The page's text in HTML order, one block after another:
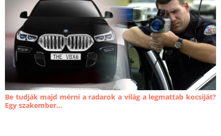
Be tudják majd mérni a radarok a világ a legmattab kocsiját?
Egy szakember...